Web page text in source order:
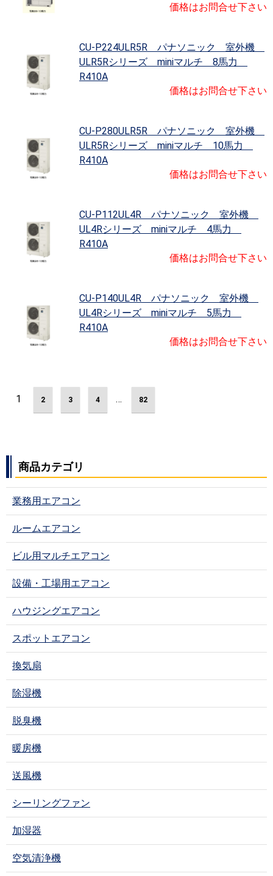
価格はお問合せ下さい
CU-P224ULR5R パナソニック 室外機
ULR5Rシリーズ miniマルチ 8馬力
R410A
価格はお問合せ下さい
CU-P280ULR5R パナソニック 室外機
ULR5Rシリーズ miniマルチ 10馬力
R410A
価格はお問合せ下さい
CU-P112UL4R パナソニック 室外機
UL4Rシリーズ miniマルチ 4馬力
R410A
価格はお問合せ下さい
CU-P140UL4R パナソニック 室外機
UL4Rシリーズ miniマルチ 5馬力
R410A
価格はお問合せ下さい
1 2 3 4 … 82
商品カテゴリ
業務用エアコン
ルームエアコン
ビル用マルチエアコン
設備・工場用エアコン
ハウジングエアコン
スポットエアコン
換気扇
除湿機
脱臭機
暖房機
送風機
シーリングファン
加湿器
空気清浄機